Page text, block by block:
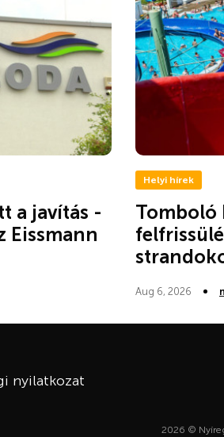
a javítás -
Eissmann
Helyi hírek
Tomboló
Aug 6, 2026
nyilatkozat
2026 ©